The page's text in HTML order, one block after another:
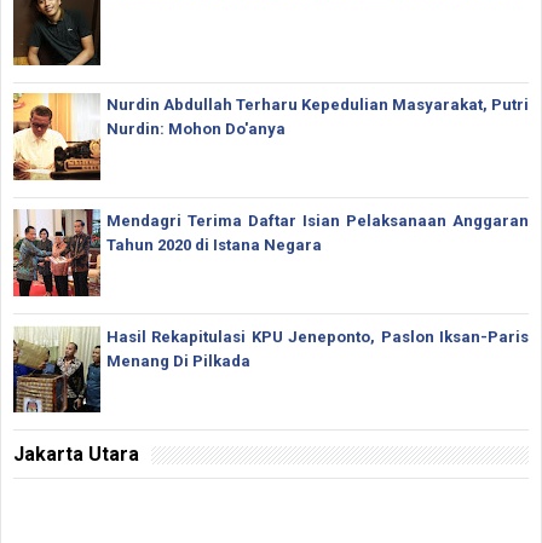
Nurdin Abdullah Terharu Kepedulian Masyarakat, Putri
Nurdin: Mohon Do'anya
Mendagri Terima Daftar Isian Pelaksanaan Anggaran
Tahun 2020 di Istana Negara
Hasil Rekapitulasi KPU Jeneponto, Paslon Iksan-Paris
Menang Di Pilkada
Jakarta Utara